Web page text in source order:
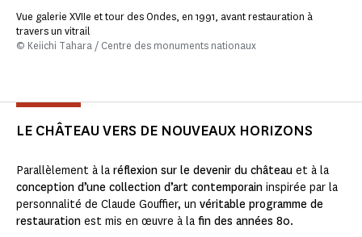
Vue galerie XVIIe et tour des Ondes, en 1991, avant restauration à
travers un vitrail
© Keiichi Tahara / Centre des monuments nationaux
LE CHÂTEAU VERS DE NOUVEAUX HORIZONS
Parallèlement à la réflexion sur le devenir du château et à la
conception d’une collection d’art contemporain inspirée par la
personnalité de Claude Gouffier, un véritable programme de
restauration est mis en œuvre à la fin des années 80.